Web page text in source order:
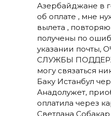
Азербайджане в
об оплате , мне
вылета ,
получены по
указании
СЛУЖБЫ
могу связаться
Баку Истанбул
Анадолужет,
оплатила через
Светлана